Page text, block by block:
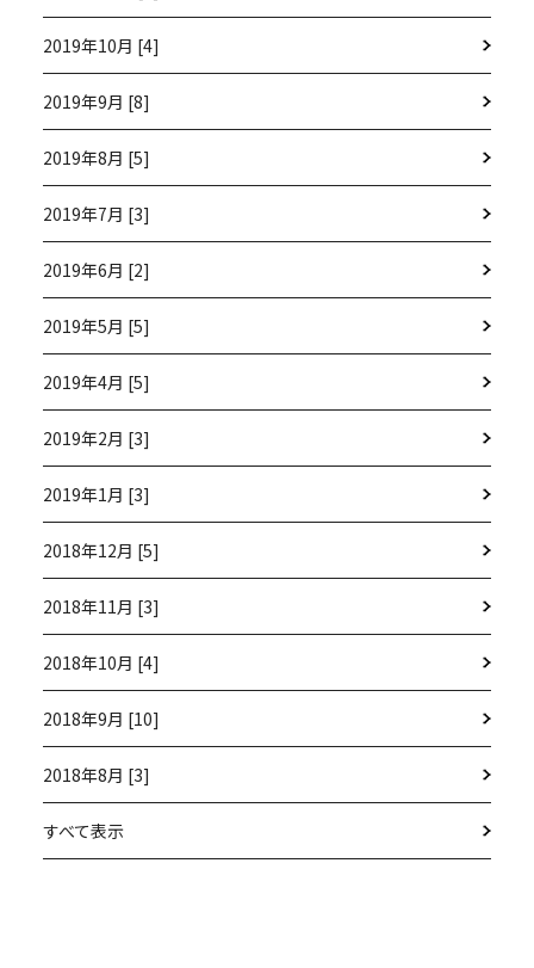
2019年10月 [4]
2019年9月 [8]
2019年8月 [5]
2019年7月 [3]
2019年6月 [2]
2019年5月 [5]
2019年4月 [5]
2019年2月 [3]
2019年1月 [3]
2018年12月 [5]
2018年11月 [3]
2018年10月 [4]
2018年9月 [10]
2018年8月 [3]
すべて表示